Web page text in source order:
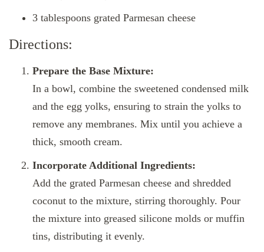
3 tablespoons grated Parmesan cheese
Directions:
Prepare the Base Mixture:
In a bowl, combine the sweetened condensed milk
and the egg yolks, ensuring to strain the yolks to
remove any membranes. Mix until you achieve a
thick, smooth cream.
Incorporate Additional Ingredients:
Add the grated Parmesan cheese and shredded
coconut to the mixture, stirring thoroughly. Pour
the mixture into greased silicone molds or muffin
tins, distributing it evenly.